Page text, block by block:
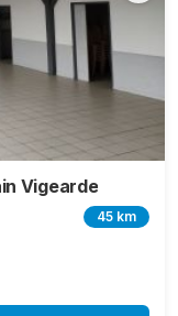
Vigearde
45 km